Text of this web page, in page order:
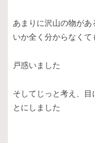
あまりに沢山の物が
いか全く分からなくて
戸惑いました
そしてじっと考え、目
とにしました